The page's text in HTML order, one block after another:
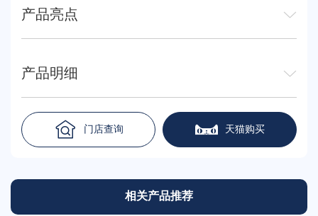
产品亮点
产品明细
门店查询 天猫购买
相关产品推荐